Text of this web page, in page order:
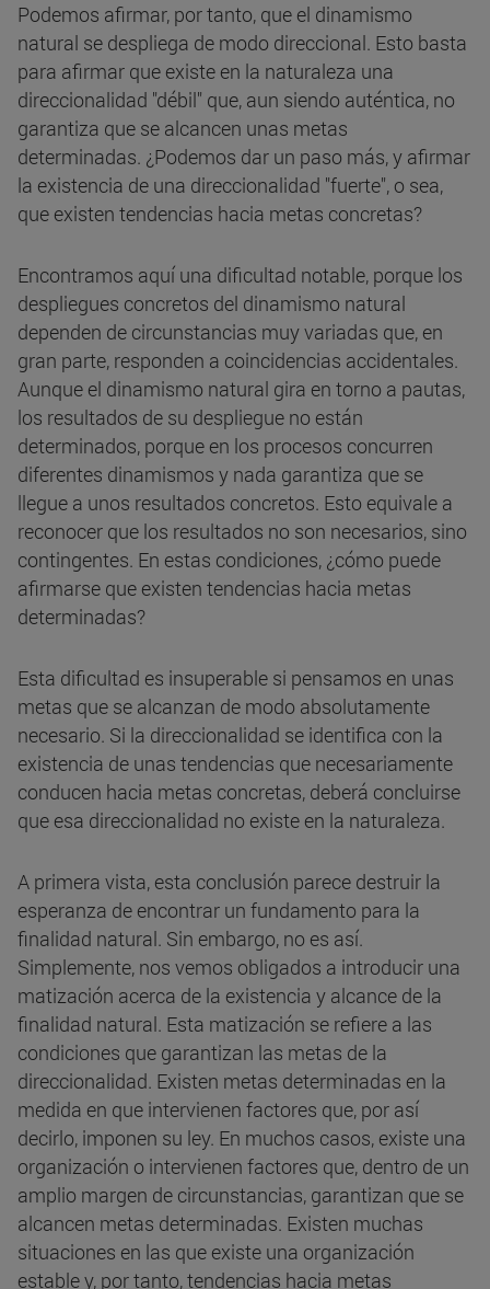
Podemos afirmar, por tanto, que el dinamismo
natural se despliega de modo direccional. Esto basta
para afirmar que existe en la naturaleza una
direccionalidad "débil" que, aun siendo auténtica, no
garantiza que se alcancen unas metas
determinadas. ¿Podemos dar un paso más, y afirmar
la existencia de una direccionalidad "fuerte", o sea,
que existen tendencias hacia metas concretas?
Encontramos aquí una dificultad notable, porque los
despliegues concretos del dinamismo natural
dependen de circunstancias muy variadas que, en
gran parte, responden a coincidencias accidentales.
Aunque el dinamismo natural gira en torno a pautas,
los resultados de su despliegue no están
determinados, porque en los procesos concurren
diferentes dinamismos y nada garantiza que se
llegue a unos resultados concretos. Esto equivale a
reconocer que los resultados no son necesarios, sino
contingentes. En estas condiciones, ¿cómo puede
afirmarse que existen tendencias hacia metas
determinadas?
Esta dificultad es insuperable si pensamos en unas
metas que se alcanzan de modo absolutamente
necesario. Si la direccionalidad se identifica con la
existencia de unas tendencias que necesariamente
conducen hacia metas concretas, deberá concluirse
que esa direccionalidad no existe en la naturaleza.
A primera vista, esta conclusión parece destruir la
esperanza de encontrar un fundamento para la
finalidad natural. Sin embargo, no es así.
Simplemente, nos vemos obligados a introducir una
matización acerca de la existencia y alcance de la
finalidad natural. Esta matización se refiere a las
condiciones que garantizan las metas de la
direccionalidad. Existen metas determinadas en la
medida en que intervienen factores que, por así
decirlo, imponen su ley. En muchos casos, existe una
organización o intervienen factores que, dentro de un
amplio margen de circunstancias, garantizan que se
alcancen metas determinadas. Existen muchas
situaciones en las que existe una organización
estable y, por tanto, tendencias hacia metas